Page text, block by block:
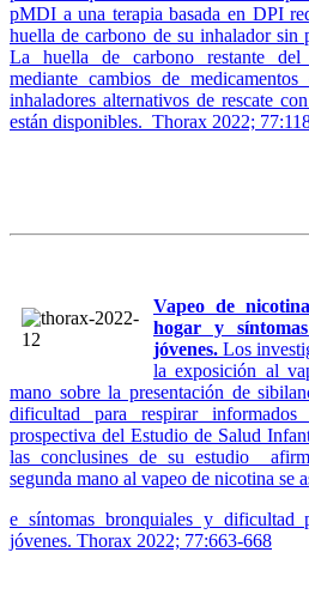
pMDI a una terapia basada en DPI
huella de carbono de su inhalador sin
La huella de carbono restante del
mediante cambios de
inhaladores alternativos de rescate
están disponibles. Thorax 2022;
Vapeo de
hogar y
jóvenes. Los
la exposición al
mano sobre la presentación de
dificultad para respirar
prospectiva del Estudio de Salud
las conclusines de su estudio
segunda mano al vapeo de nicotina se
e síntomas bronquiales y dificultad
jóvenes. Thorax 2022; 77:663-668